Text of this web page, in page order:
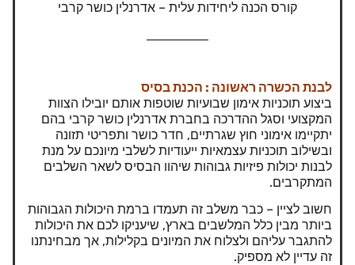
קורס הכנה ליחידות עלית – אדרנלין כושר קרבי
לבנת הכשרה ראשונה : הכנת בסיס
ביצוע תוכניות אימון שבועיות שוטפות אותם יובילו הצוות
המקצועי וסגל ההדרכה בחברת אדרנלין כושר קרבי בהם
יתקיימו אימוני חוץ שגרתיים, חדר כושר ותפריטי תזונה
ובשילוב תוכניות עצמאיות ייעודיות לשלבי מיונכם על מנת
לבנות יכולות פיזיות גבוהות שיהוו הבסיס לשאר השלבים
המתקרבים.
חשוב לציין – כבר משלב זה תעמדו ברמת היכולות הגבוהות
ביותר מבין כלל המלשבים בארץ, שיעניקו לכם את היכולות
להתגבר עליהם ולצלוח את המיונים בקלילות, אך מבחינתנו
זה עדיין לא מספיק.